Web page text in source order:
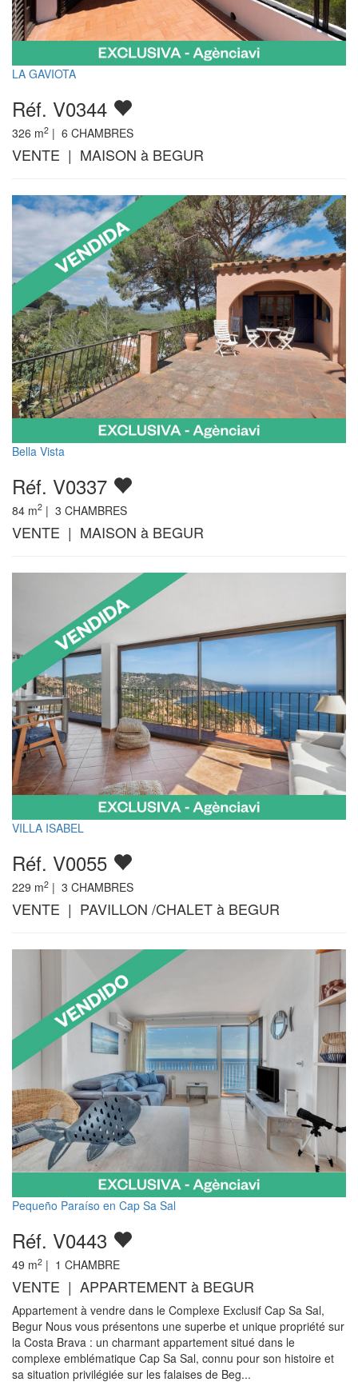
LA GAVIOTA
Réf. V0344
326 m2 | 6 CHAMBRES
VENTE | MAISON à BEGUR
Bella Vista
Réf. V0337
84 m2 | 3 CHAMBRES
VENTE | MAISON à BEGUR
VILLA ISABEL
Réf. V0055
229 m2 | 3 CHAMBRES
VENTE | PAVILLON /CHALET à BEGUR
Pequeño Paraíso en Cap Sa Sal
Réf. V0443
49 m2 | 1 CHAMBRE
VENTE | APPARTEMENT à BEGUR
Appartement à vendre dans le Complexe Exclusif Cap Sa Sal,
Begur Nous vous présentons une superbe et unique propriété sur
la Costa Brava : un charmant appartement situé dans le
complexe emblématique Cap Sa Sal, connu pour son histoire et
sa situation privilégiée sur les falaises de Beg...